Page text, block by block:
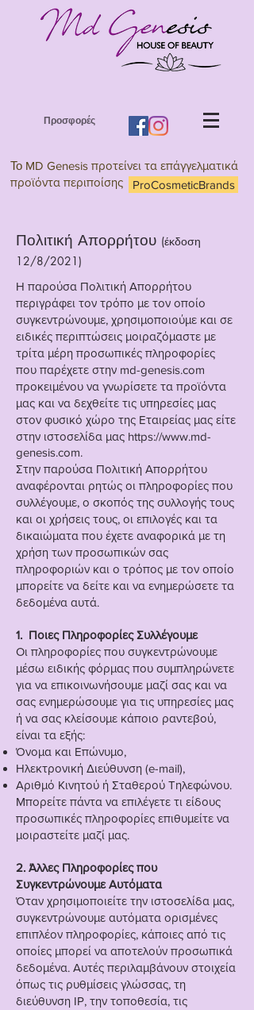
Προσφορές
Το MD Genesis προτείνει τα επάγγελματικά
προϊόντα περιποίσης
ProCosmeticBrands
Πολιτική Απορρήτου (έκδοση
12/8/2021)
Η παρούσα Πολιτική Απορρήτου
περιγράφει τον τρόπο με τον οποίο
συγκεντρώνουμε, χρησιμοποιούμε και σε
ειδικές περιπτώσεις μοιραζόμαστε με
τρίτα μέρη προσωπικές πληροφορίες
που παρέχετε στην md-genesis.com
προκειμένου να γνωρίσετε τα προϊόντα
μας και να δεχθείτε τις υπηρεσίες μας
στον φυσικό χώρο της Εταιρείας μας είτε
στην ιστοσελίδα μας https://www.md-
genesis.com.
Στην παρούσα Πολιτική Απορρήτου
αναφέρονται ρητώς οι πληροφορίες που
συλλέγουμε, ο σκοπός της συλλογής τους
και οι χρήσεις τους, οι επιλογές και τα
δικαιώματα που έχετε αναφορικά με τη
χρήση των προσωπικών σας
πληροφοριών και ο τρόπος με τον οποίο
μπορείτε να δείτε και να ενημερώσετε τα
δεδομένα αυτά.
1. Ποιες Πληροφορίες Συλλέγουμε
Οι πληροφορίες που συγκεντρώνουμε
μέσω ειδικής φόρμας που συμπληρώνετε
για να επικοινωνήσουμε μαζί σας και να
σας ενημερώσουμε για τις υπηρεσίες μας
ή να σας κλείσουμε κάποιο ραντεβού,
είναι τα εξής:
Όνομα και Επώνυμο,
Ηλεκτρονική Διεύθυνση (e-mail),
Αριθμό Κινητού ή Σταθερού Τηλεφώνου.
Μπορείτε πάντα να επιλέγετε τι είδους
προσωπικές πληροφορίες επιθυμείτε να
μοιραστείτε μαζί μας.
2. Άλλες Πληροφορίες που
Συγκεντρώνουμε Αυτόματα
Όταν χρησιμοποιείτε την ιστοσελίδα μας,
συγκεντρώνουμε αυτόματα ορισμένες
επιπλέον πληροφορίες, κάποιες από τις
οποίες μπορεί να αποτελούν προσωπικά
δεδομένα. Αυτές περιλαμβάνουν στοιχεία
όπως τις ρυθμίσεις γλώσσας, τη
διεύθυνση IP, την τοποθεσία, τις